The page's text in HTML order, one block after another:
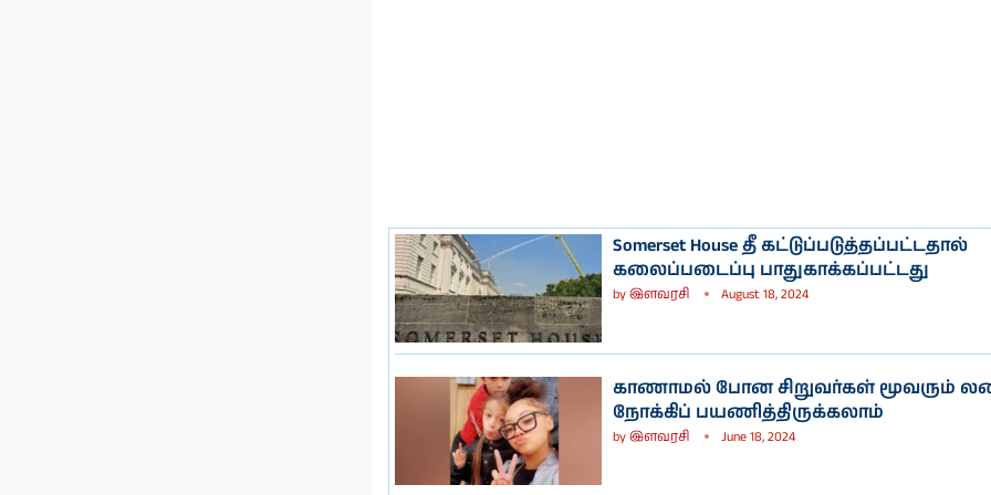
Somerset House தீ கட்டுப்படுத்தப்பட்டதால்
கலைப்படைப்பு பாதுகாக்கப்பட்டது
byஇளவரசி August 18, 2024
காணாமல் போன சிறுவர்கள் மூவரும்
நோக்கிப் பயணித்திருக்கலாம்
byஇளவரசி June 18, 2024